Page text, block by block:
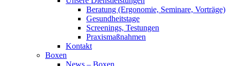
Beratung (Ergonomie, Seminare, Vorträge)
Gesundheitstage
Screenings, Testungen
Praxismaßnahmen
Kontakt
Boxen
News – Boxen